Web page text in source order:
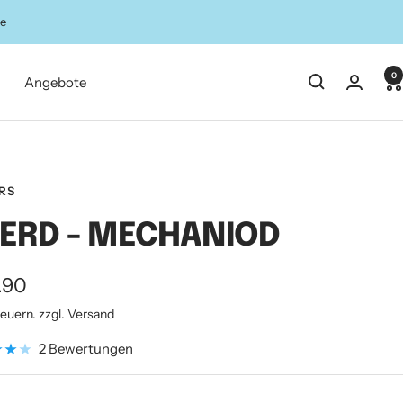
Angebote 0
- MECHANIOD
zzgl. Versand
2 Bewertungen